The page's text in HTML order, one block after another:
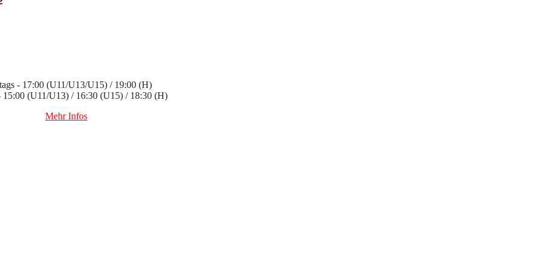
- 17:00 (U11/U13/U15) / 19:00 (H)
15:00 (U11/U13) / 16:30 (U15) / 18:30 (H)
Mehr Infos